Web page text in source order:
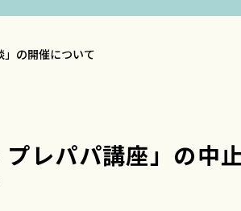
」の開催について
レパパ講座」の中